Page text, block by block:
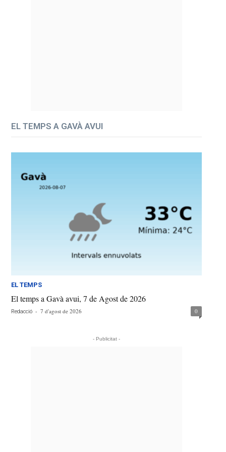
EL TEMPS A GAVÀ AVUI
EL TEMPS
El temps a Gavà avui, 7 de Agost de 2026
Redacció - 7 d'agost de 2026 0
- Publicitat -